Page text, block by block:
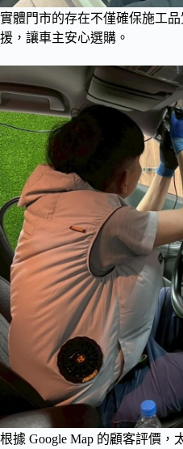
實體門市的存在不僅確保施工
援，讓車主安心選購。
根據 Google Map 的顧客評價